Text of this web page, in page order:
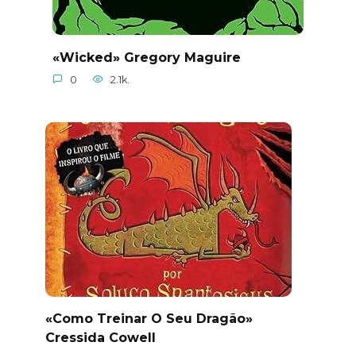
«Wicked» Gregory Maguire
0 2.1k.
«Como Treinar O Seu Dragão»
Cressida Cowell